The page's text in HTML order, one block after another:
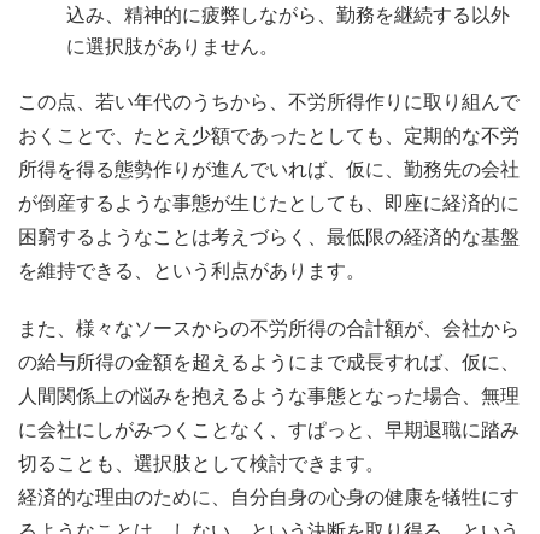
込み、精神的に疲弊しながら、勤務を継続する以外
に選択肢がありません。
この点、若い年代のうちから、不労所得作りに取り組んで
おくことで、たとえ少額であったとしても、定期的な不労
所得を得る態勢作りが進んでいれば、仮に、勤務先の会社
が倒産するような事態が生じたとしても、即座に経済的に
困窮するようなことは考えづらく、最低限の経済的な基盤
を維持できる、という利点があります。
また、様々なソースからの不労所得の合計額が、会社から
の給与所得の金額を超えるようにまで成長すれば、仮に、
人間関係上の悩みを抱えるような事態となった場合、無理
に会社にしがみつくことなく、すぱっと、早期退職に踏み
切ることも、選択肢として検討できます。
経済的な理由のために、自分自身の心身の健康を犠牲にす